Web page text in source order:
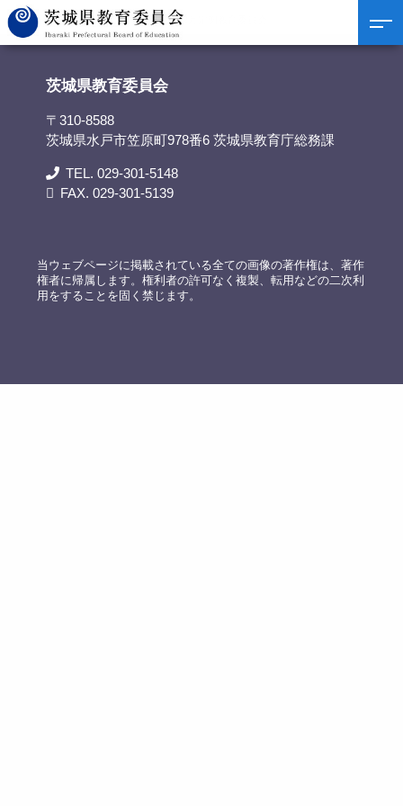
茨城県教育委員会>議事録>令和6年2月定例教育委員会
茨城県教育委員会
〒310-8588
茨城県水戸市笠原町978番6 茨城県教育庁総務課
TEL. 029-301-5148
FAX. 029-301-5139
当ウェブページに掲載されている全ての画像の著作権は、著作
権者に帰属します。権利者の許可なく複製、転用などの二次利
用をすることを固く禁じます。